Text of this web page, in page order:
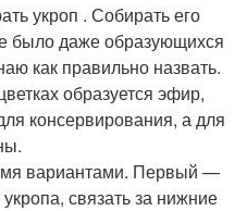
укроп . Собирать его
было даже образующихся
как правильно назвать.
образуется эфир,
консервирования, а для
вариантами. Первый —
связать за нижние